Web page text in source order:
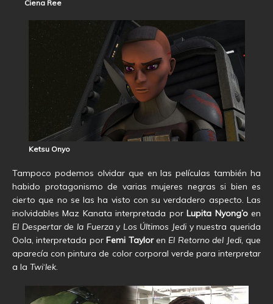
Ciena Ree
Ketsu Onyo
Tampoco podemos olvidar que en las películas también ha
habido protagonismo de varias mujeres negras si bien es
cierto que no se las ha visto con su verdadero aspecto. Las
inolvidables Maz Kanata interpretada porLupita Nyong’oen
El Despertar de la Fuerzay Los Últimos Jedi y nuestra querida
Oola, interpretada porFemi Tayloren El Retorno del Jedi, que
aparecía con pintura de color corporal verde para interpretar
a la Twi‘lek.